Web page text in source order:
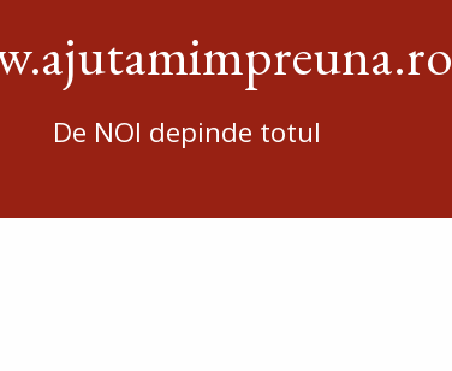
De NOI depinde totul